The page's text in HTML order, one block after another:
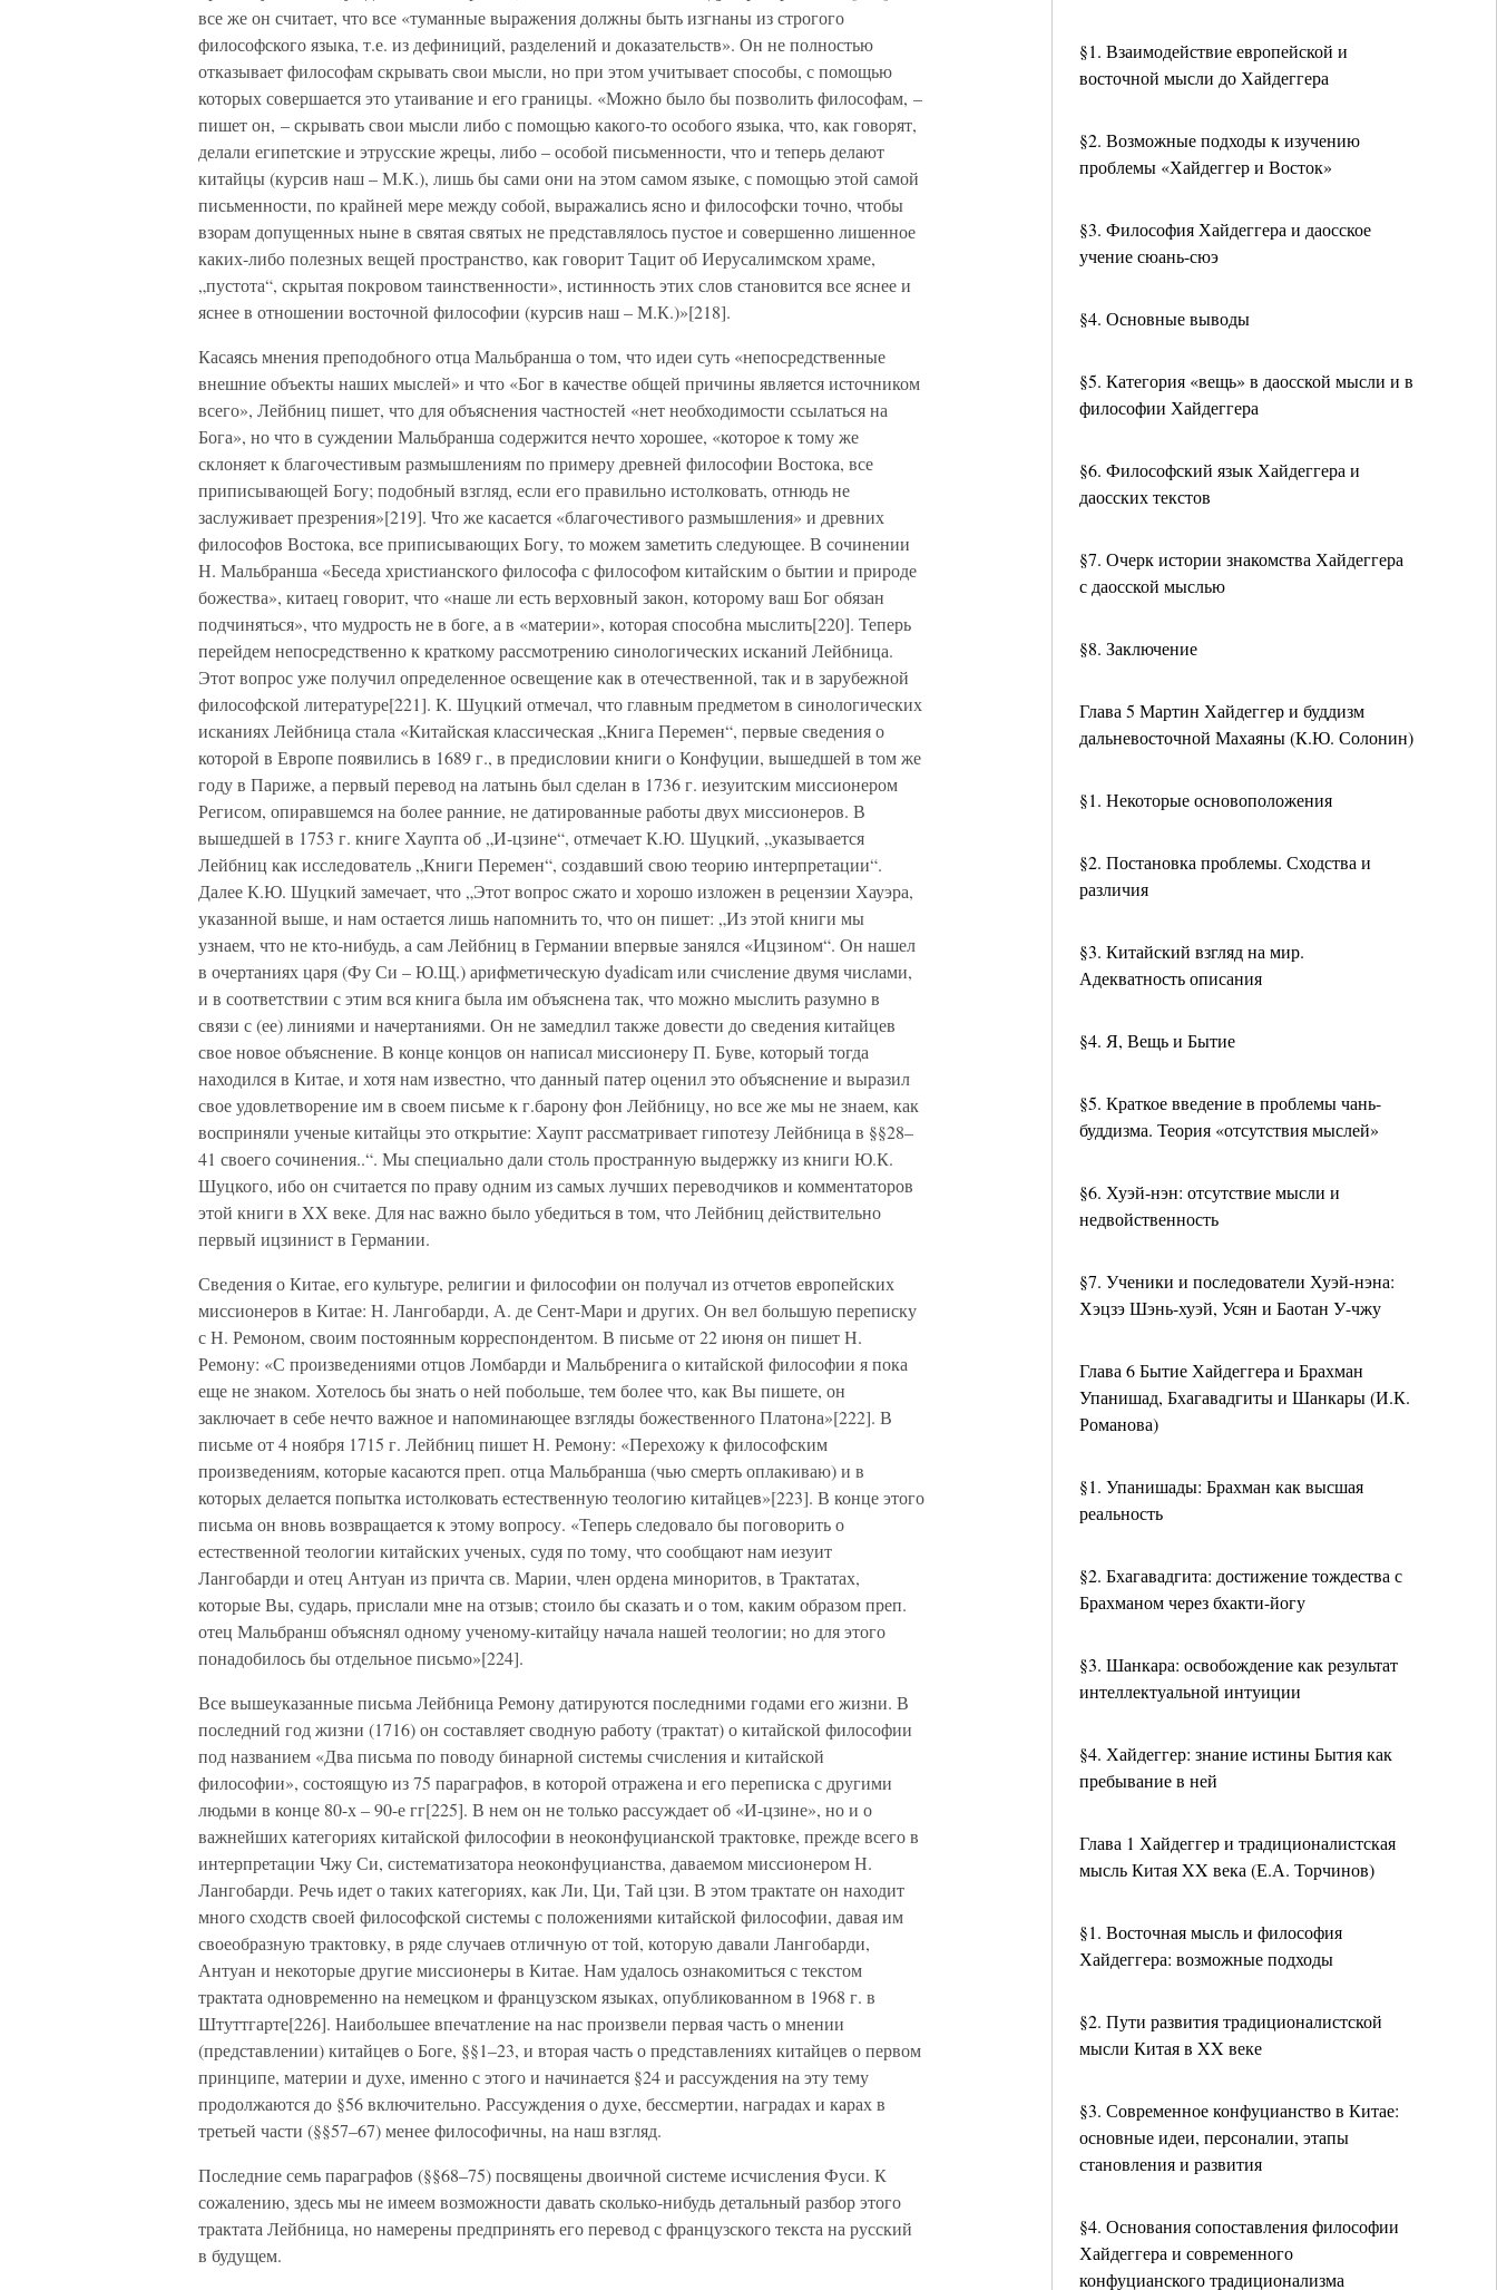
§1. Взаимодействие европейской и
восточной мысли до Хайдеггера
§2. Возможные подходы к изучению
проблемы «Хайдеггер и Восток»
§3. Философия Хайдеггера и даосское
учение сюань-сюэ
§4. Основные выводы
§5. Категория «вещь» в даосской мысли и в
философии Хайдеггера
§6. Философский язык Хайдеггера и
даосских текстов
§7. Очерк истории знакомства Хайдеггера
с даосской мыслью
§8. Заключение
Глава 5 Мартин Хайдеггер и буддизм
дальневосточной Махаяны (К.Ю. Солонин)
§1. Некоторые основоположения
§2. Постановка проблемы. Сходства и
различия
§3. Китайский взгляд на мир.
Адекватность описания
§4. Я, Вещь и Бытие
§5. Краткое введение в проблемы чань-
буддизма. Теория «отсутствия мыслей»
§6. Хуэй-нэн: отсутствие мысли и
недвойственность
§7. Ученики и последователи Хуэй-нэна:
Хэцзэ Шэнь-хуэй, Усян и Баотан У-чжу
Глава 6 Бытие Хайдеггера и Брахман
Упанишад, Бхагавадгиты и Шанкары (И.К.
Романова)
§1. Упанишады: Брахман как высшая
реальность
§2. Бхагавадгита: достижение тождества с
Брахманом через бхакти-йогу
§3. Шанкара: освобождение как результат
интеллектуальной интуиции
§4. Хайдеггер: знание истины Бытия как
пребывание в ней
Глава 1 Хайдеггер и традиционалистская
мысль Китая XX века (Е.А. Торчинов)
§1. Восточная мысль и философия
Хайдеггера: возможные подходы
§2. Пути развития традиционалистской
мысли Китая в XX веке
§3. Современное конфуцианство в Китае:
основные идеи, персоналии, этапы
становления и развития
§4. Основания сопоставления философии
Хайдеггера и современного
конфуцианского традиционализма
все же он считает, что все «туманные выражения должны быть изгнаны из строгого
философского языка, т.е. из дефиниций, разделений и доказательств». Он не полностью
отказывает философам скрывать свои мысли, но при этом учитывает способы, с помощью
которых совершается это утаивание и его границы. «Можно было бы позволить философам, –
пишет он, – скрывать свои мысли либо с помощью какого-то особого языка, что, как говорят,
делали египетские и этрусские жрецы, либо – особой письменности, что и теперь делают
китайцы (курсив наш – М.К.), лишь бы сами они на этом самом языке, с помощью этой самой
письменности, по крайней мере между собой, выражались ясно и философски точно, чтобы
взорам допущенных ныне в святая святых не представлялось пустое и совершенно лишенное
каких-либо полезных вещей пространство, как говорит Тацит об Иерусалимском храме,
„пустота“, скрытая покровом таинственности», истинность этих слов становится все яснее и
яснее в отношении восточной философии (курсив наш – М.К.)»[218].
Касаясь мнения преподобного отца Мальбранша о том, что идеи суть «непосредственные
внешние объекты наших мыслей» и что «Бог в качестве общей причины является источником
всего», Лейбниц пишет, что для объяснения частностей «нет необходимости ссылаться на
Бога», но что в суждении Мальбранша содержится нечто хорошее, «которое к тому же
склоняет к благочестивым размышлениям по примеру древней философии Востока, все
приписывающей Богу; подобный взгляд, если его правильно истолковать, отнюдь не
заслуживает презрения»[219]. Что же касается «благочестивого размышления» и древних
философов Востока, все приписывающих Богу, то можем заметить следующее. В сочинении
Н. Мальбранша «Беседа христианского философа с философом китайским о бытии и природе
божества», китаец говорит, что «наше ли есть верховный закон, которому ваш Бог обязан
подчиняться», что мудрость не в боге, а в «материи», которая способна мыслить[220]. Теперь
перейдем непосредственно к краткому рассмотрению синологических исканий Лейбница.
Этот вопрос уже получил определенное освещение как в отечественной, так и в зарубежной
философской литературе[221]. К. Шуцкий отмечал, что главным предметом в синологических
исканиях Лейбница стала «Китайская классическая „Книга Перемен“, первые сведения о
которой в Европе появились в 1689 г., в предисловии книги о Конфуции, вышедшей в том же
году в Париже, а первый перевод на латынь был сделан в 1736 г. иезуитским миссионером
Регисом, опиравшемся на более ранние, не датированные работы двух миссионеров. В
вышедшей в 1753 г. книге Хаупта об „И-цзине“, отмечает К.Ю. Шуцкий, „указывается
Лейбниц как исследователь „Книги Перемен“, создавший свою теорию интерпретации“.
Далее К.Ю. Шуцкий замечает, что „Этот вопрос сжато и хорошо изложен в рецензии Хауэра,
указанной выше, и нам остается лишь напомнить то, что он пишет: „Из этой книги мы
узнаем, что не кто-нибудь, а сам Лейбниц в Германии впервые занялся «Ицзином“. Он нашел
в очертаниях царя (Фу Си – Ю.Щ.) арифметическую dyadicam или счисление двумя числами,
и в соответствии с этим вся книга была им объяснена так, что можно мыслить разумно в
связи с (ее) линиями и начертаниями. Он не замедлил также довести до сведения китайцев
свое новое объяснение. В конце концов он написал миссионеру П. Буве, который тогда
находился в Китае, и хотя нам известно, что данный патер оценил это объяснение и выразил
свое удовлетворение им в своем письме к г.барону фон Лейбницу, но все же мы не знаем, как
восприняли ученые китайцы это открытие: Хаупт рассматривает гипотезу Лейбница в §§28–
41 своего сочинения..“. Мы специально дали столь пространную выдержку из книги Ю.К.
Шуцкого, ибо он считается по праву одним из самых лучших переводчиков и комментаторов
этой книги в XX веке. Для нас важно было убедиться в том, что Лейбниц действительно
первый ицзинист в Германии.
Сведения о Китае, его культуре, религии и философии он получал из отчетов европейских
миссионеров в Китае: Н. Лангобарди, А. де Сент-Мари и других. Он вел большую переписку
с Н. Ремоном, своим постоянным корреспондентом. В письме от 22 июня он пишет Н.
Ремону: «С произведениями отцов Ломбарди и Мальбренига о китайской философии я пока
еще не знаком. Хотелось бы знать о ней побольше, тем более что, как Вы пишете, он
заключает в себе нечто важное и напоминающее взгляды божественного Платона»[222]. В
письме от 4 ноября 1715 г. Лейбниц пишет Н. Ремону: «Перехожу к философским
произведениям, которые касаются преп. отца Мальбранша (чью смерть оплакиваю) и в
которых делается попытка истолковать естественную теологию китайцев»[223]. В конце этого
письма он вновь возвращается к этому вопросу. «Теперь следовало бы поговорить о
естественной теологии китайских ученых, судя по тому, что сообщают нам иезуит
Лангобарди и отец Антуан из причта св. Марии, член ордена миноритов, в Трактатах,
которые Вы, сударь, прислали мне на отзыв; стоило бы сказать и о том, каким образом преп.
отец Мальбранш объяснял одному ученому-китайцу начала нашей теологии; но для этого
понадобилось бы отдельное письмо»[224].
Все вышеуказанные письма Лейбница Ремону датируются последними годами его жизни. В
последний год жизни (1716) он составляет сводную работу (трактат) о китайской философии
под названием «Два письма по поводу бинарной системы счисления и китайской
философии», состоящую из 75 параграфов, в которой отражена и его переписка с другими
людьми в конце 80-х – 90-е гг[225]. В нем он не только рассуждает об «И-цзине», но и о
важнейших категориях китайской философии в неоконфуцианской трактовке, прежде всего в
интерпретации Чжу Си, систематизатора неоконфуцианства, даваемом миссионером Н.
Лангобарди. Речь идет о таких категориях, как Ли, Ци, Тай цзи. В этом трактате он находит
много сходств своей философской системы с положениями китайской философии, давая им
своеобразную трактовку, в ряде случаев отличную от той, которую давали Лангобарди,
Антуан и некоторые другие миссионеры в Китае. Нам удалось ознакомиться с текстом
трактата одновременно на немецком и французском языках, опубликованном в 1968 г. в
Штуттгарте[226]. Наибольшее впечатление на нас произвели первая часть о мнении
(представлении) китайцев о Боге, §§1–23, и вторая часть о представлениях китайцев о первом
принципе, материи и духе, именно с этого и начинается §24 и рассуждения на эту тему
продолжаются до §56 включительно. Рассуждения о духе, бессмертии, наградах и карах в
третьей части (§§57–67) менее философичны, на наш взгляд.
Последние семь параграфов (§§68–75) посвящены двоичной системе исчисления Фуси. К
сожалению, здесь мы не имеем возможности давать сколько-нибудь детальный разбор этого
трактата Лейбница, но намерены предпринять его перевод с французского текста на русский
в будущем.